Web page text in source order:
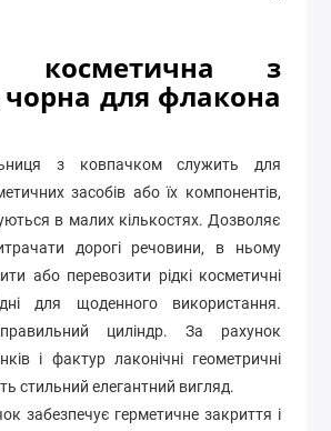
косметична з
для флакона
з ковпачком служить для
засобів або їх компонентів,
в малих кількостях. Дозволяє
дорогі речовини, в ньому
або перевозити рідкі косметичні
для щоденного використання.
циліндр. За рахунок
і фактур лаконічні геометричні
стильний елегантний вигляд.
забезпечує герметичне закриття і